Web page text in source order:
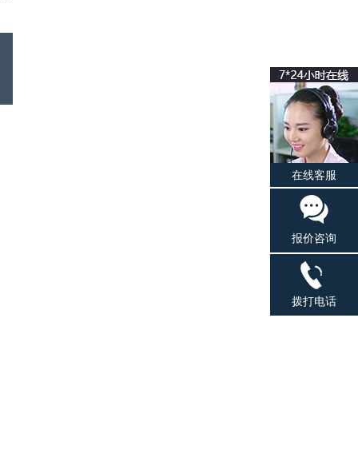
在线客服
报价咨询
拨打电话